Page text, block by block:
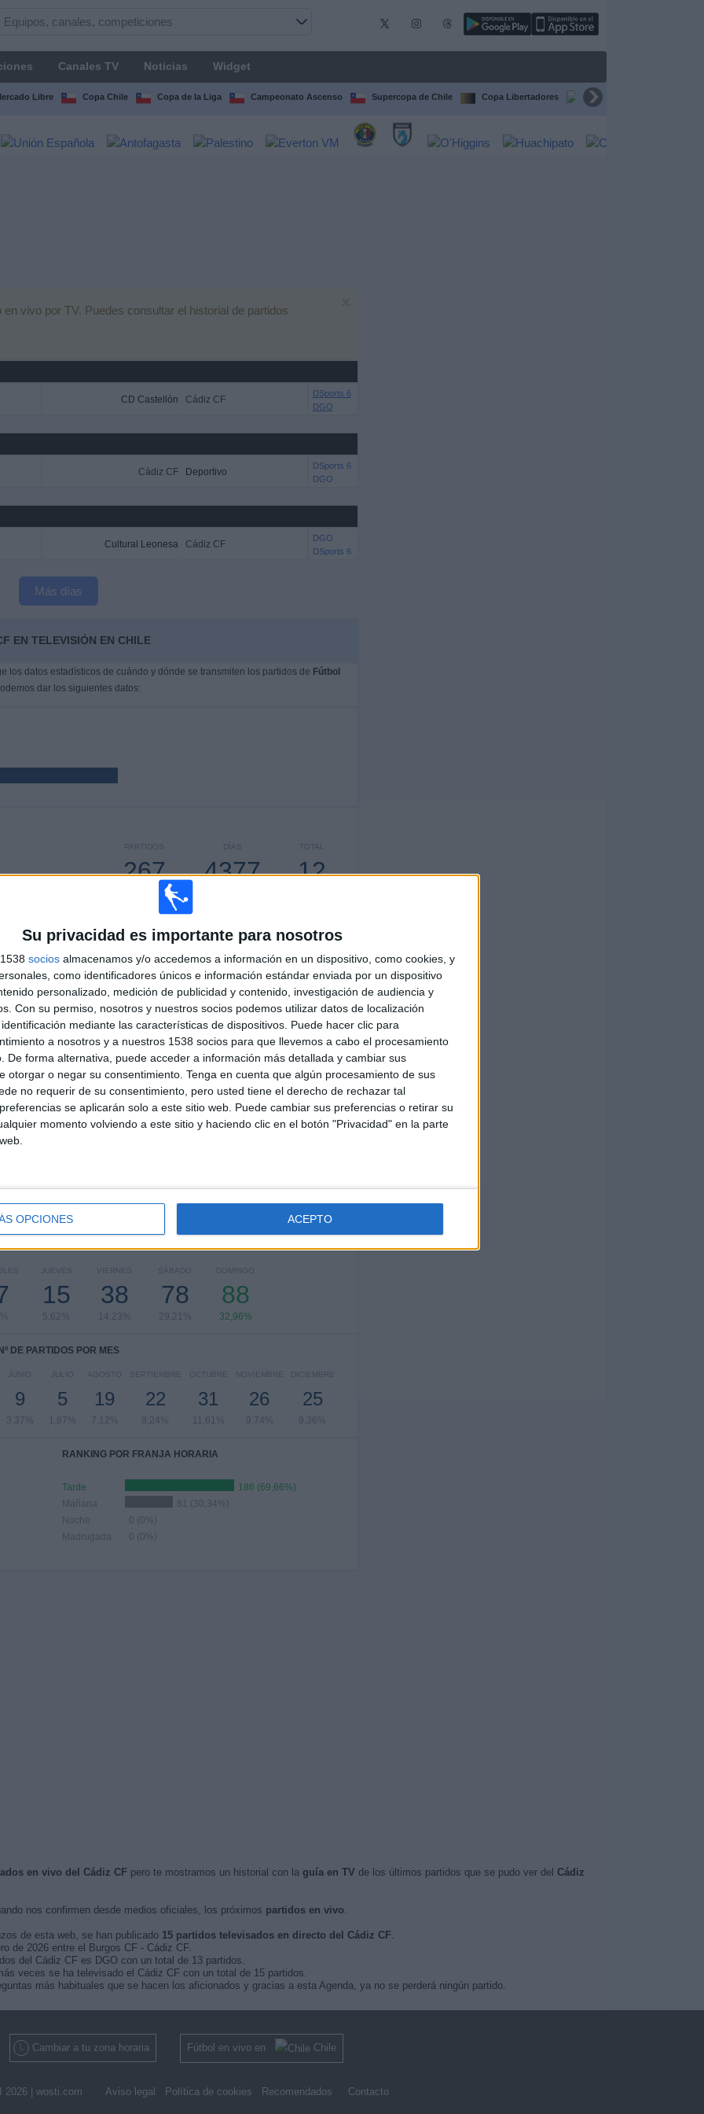
Su privacidad es importante para nosotros
socios almacenamos y/o accedemos a información en un dispositivo, como cookies, y
como identificadores únicos e información estándar enviada por un dispositivo
personalizado, medición de publicidad y contenido, investigación de audiencia y
Con su permiso, nosotros y nuestros socios podemos utilizar datos de localización
mediante las características de dispositivos. Puede hacer clic para
a nosotros y a nuestros 1538 socios para que llevemos a cabo el procesamiento
De forma alternativa, puede acceder a información más detallada y cambiar sus
otorgar o negar su consentimiento. Tenga en cuenta que algún procesamiento de sus
no requerir de su consentimiento, pero usted tiene el derecho de rechazar tal
se aplicarán solo a este sitio web. Puede cambiar sus preferencias o retirar su
momento volviendo a este sitio y haciendo clic en el botón "Privacidad" en la parte
OPCIONES ACEPTO
Canales TV Noticias Widget
Libre Copa Chile Copa de la Liga Campeonato Ascenso Supercopa de Chile Copa Libertadores Copa Sudamericana
vivo por TV. Puedes consultar el historial de partidos
CD Castellón Cádiz CF
DSports 6
DGO
Cádiz CF Deportivo
DSports 6
DGO
Cultural Leonesa Cádiz CF
DGO
DSports 6
Más días
EN TELEVISIÓN EN CHILE
los datos estadísticos de cuándo y dónde se transmiten los partidos de Fútbol
dar los siguientes datos:
TOTAL
12
DÍAS
4377
PARTIDOS
267
CONSECUTIVOS
TOTAL
55
RIVALES
MÁXIMO
11
VS Sevilla FC
TOTAL
5
COMPETICIONES
RANKING POR COMPETICIONES
La Liga EA Sports
147 (55,06%)
LaLiga Hypermotion
102 (38,2%)
Ver ranking completo
POR DÍA DE LA SEMANA
JUEVES
15
5,62%
VIERNES
38
14,23%
SÁBADO
78
29,21%
DOMINGO
88
32,96%
Nº DE PARTIDOS POR MES
JUNIO
9
3,37%
JULIO
5
1,87%
AGOSTO
19
7,12%
SEPTIEMBRE
22
8,24%
OCTUBRE
31
11,61%
NOVIEMBRE
26
9,74%
DICIEMBRE
25
9,36%
RANKING POR FRANJA HORARIA
Tarde
186 (69,66%)
Mañana
81 (30,34%)
Noche
0 (0%)
Madrugada
0 (0%)
en vivo del Cádiz CFpero te mostramos un historial con la guía en TV de los últimos partidos que se pudo ver del Cádiz
nos confirmen desde medios oficiales, los próximos partidos en vivo.
de esta web, se han publicado 15 partidos televisados en directo del Cádiz CF.
de 2026 entre el Burgos CF - Cádiz CF.
del Cádiz CF es DGO con un total de 13 partidos.
veces se ha televisado el Cádiz CF con un total de 15 partidos.
más habituales que se hacen los aficionados y gracias a esta Agenda, ya no se perderá ningún partido.
Cambiar a tu zona horaria Fútbol en vivo en Chile
2026 | wosti.com Aviso legal Política de cookies Recomendados Contacto